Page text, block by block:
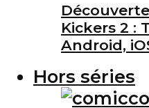
Kickers 2 :
Android,
Hors séries